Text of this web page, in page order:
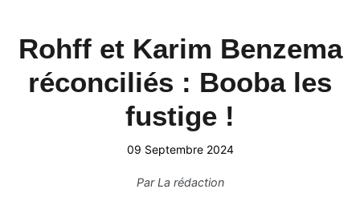
Rohff et Karim Benzema
réconciliés : Booba les
fustige !
09 Septembre 2024
ParLa rédaction